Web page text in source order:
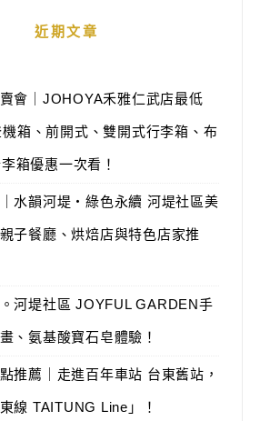
近期文章
會｜JOHOYA禾雅仁武店最低
箱、前開式、雙開式行李箱、布
箱優惠一次看！
水韻河堤‧綠色永續 河堤社區美
子餐廳、烘焙店與特色店家推
河堤社區 JOYFUL GARDEN手
、氨基酸寶石皂體驗！
推薦｜走進百年車站 台東舊站，
線 TAITUNG Line」！